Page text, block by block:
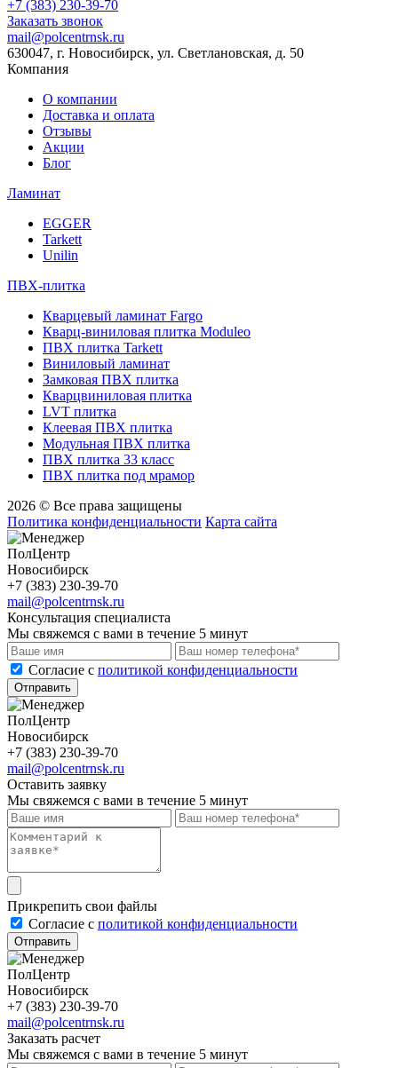
+7 (383) 230-39-70
Заказать звонок
mail@polcentrnsk.ru
630047, г. Новосибирск, ул. Светлановская, д. 50
Компания
О компании
Доставка и оплата
Отзывы
Акции
Блог
Ламинат
EGGER
Tarkett
Unilin
ПВХ-плитка
Кварцевый ламинат Fargo
Кварц-виниловая плитка Moduleo
ПВХ плитка Tarkett
Виниловый ламинат
Замковая ПВХ плитка
Кварцвиниловая плитка
LVT плитка
Клеевая ПВХ плитка
Модульная ПВХ плитка
ПВХ плитка 33 класс
ПВХ плитка под мрамор
2026 © Все права защищены
Политика конфиденциальности Карта сайта
ПолЦентр
Новосибирск
+7 (383) 230-39-70
mail@polcentrnsk.ru
Консультация специалиста
Мы свяжемся с вами в течение 5 минут
Cогласие с политикой конфиденциальности
Отправить
ПолЦентр
Новосибирск
+7 (383) 230-39-70
mail@polcentrnsk.ru
Оставить заявку
Мы свяжемся с вами в течение 5 минут
Прикрепить свои файлы
Cогласие с политикой конфиденциальности
Отправить
ПолЦентр
Новосибирск
+7 (383) 230-39-70
mail@polcentrnsk.ru
Заказать расчет
Мы свяжемся с вами в течение 5 минут